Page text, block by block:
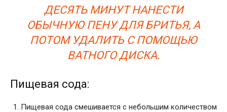
ДЕСЯТЬ МИНУТ НАНЕСТИ
ОБЫЧНУЮ ПЕНУ ДЛЯ БРИТЬЯ, А
ПОТОМ УДАЛИТЬ С ПОМОЩЬЮ
ВАТНОГО ДИСКА.
Пищевая сода:
Пищевая сода смешивается с небольшим количеством